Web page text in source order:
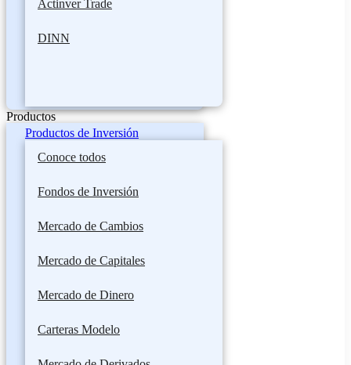
Actinver Trade
DINN
Productos
Productos de Inversión
Conoce todos
Fondos de Inversión
Mercado de Cambios
Mercado de Capitales
Mercado de Dinero
Carteras Modelo